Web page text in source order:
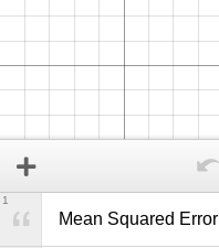
Mean Squared Error
1